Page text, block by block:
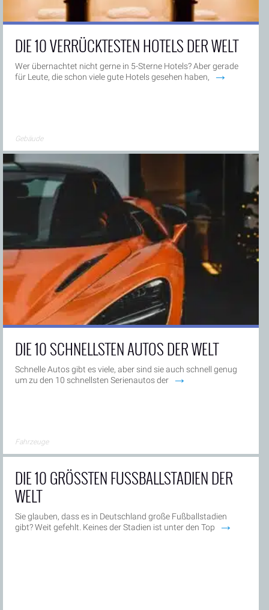
DIE 10 VERRÜCKTESTEN HOTELS DER WELT
Wer übernachtet nicht gerne in 5-Sterne Hotels? Aber gerade
für Leute, die schon viele gute Hotels gesehen haben, →
Gebäude
DIE 10 SCHNELLSTEN AUTOS DER WELT
Schnelle Autos gibt es viele, aber sind sie auch schnell genug
um zu den 10 schnellsten Serienautos der
→
Fahrzeuge
DIE 10 GRÖSSTEN FUSSBALLSTADIEN DER
WELT
Sie glauben, dass es in Deutschland große Fußballstadien
gibt? Weit gefehlt. Keines der Stadien ist unter den Top
→